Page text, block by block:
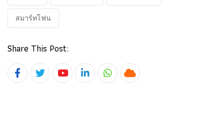
สมาร์ทโฟน
Share This Post:
YoutubeLinkedInWhatsapp
Cloud